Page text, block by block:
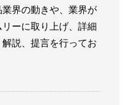
界の動きや、業界が
ーに取り上げ、詳細
説、提言を行ってお